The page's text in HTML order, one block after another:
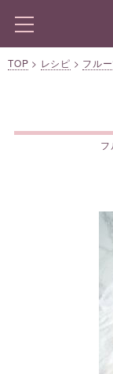
TOP > レシピ > フル